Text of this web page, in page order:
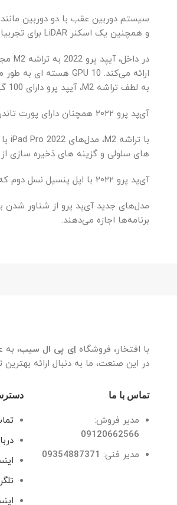
و همچنین یک اسکنر LiDAR برای تجربیات AR دوربین پشتی اکنون می‌تواند ویدیوی ProRes را برای اولین بار تا 4K با سرعت 30 فریم در ثانیه ضبط کند.
ارائه می‌کند. GPU 10 هسته ای به طور مشابه تا 35 درصد عملکرد GPU سریعتر را ارائه می دهد.
به لطف تراشه M2، آیپد پرو دارای 100 گیگابایت در ثانیه پهنای باند حافظه یکپارچه، تا 16 گیگابایت رم و حداکثر 2 ترابایت فضای ذخیره سازی است.
آی‌پد پرو ۲۰۲۲ همچنان دارای پورت تاندربولت است که امکان انتقال داده‌ها و پشتیبانی بسیار سریع‌تر از تجهیزات جانبی تاندربولت را فراهم می‌کند.
های سلولی و گزینه های ذخیره سازی از 128 گیگابایت تا 2 ترابایت اشاره کرد.
آی‌پد پرو ۲۰۲۲ با اپل پنسیل نسل دوم که به صورت مغناطیسی به آی‌پد متصل می‌شود و از اتصال فیزیکی مستقیم شارژ می‌شود، و صفحه‌کلید جادویی برای آی‌پد کار می‌کند.
مدل‌های جدید آی‌پد پرو از شناور شدن
برنامه‌ها اجازه می‌دهند.
با افتخار، فروشگاه اِی پی ال سیب، به
در این صنعت، ما به دنبال ارائه
تماس با ما
مدیر فروش:
09120662566
مدیر فنی: 09354887371